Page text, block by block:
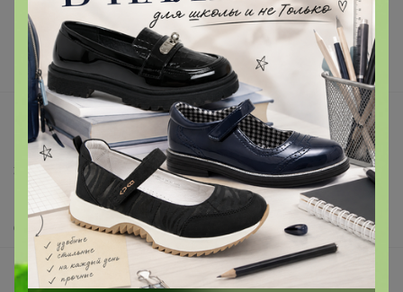
Реклама на сайте
Поставщикам
Вакансии
support@24-ok.ru
Написать в поддержку
Защита покупателя
Помощь
О нас
Все предложения